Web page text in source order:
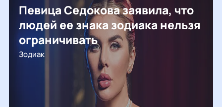
Певица Седокова заявила, что
людей ее знака зодиака нельзя
ограничивать
Зодиак